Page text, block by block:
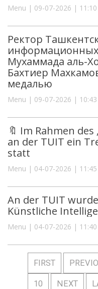
Menu | 09-07-2026 | 11:10
Ректор
Мухаммада аль-
Бахтиер
медалью
Menu | 09-07-2026 | 10:43
🔖 Im Rahmen
an der TUIT ein
statt
Menu | 04-07-2026 | 11:45
An der TUIT
Künstliche
Menu | 04-07-2026 | 11:40
FIRST
10 NEXT